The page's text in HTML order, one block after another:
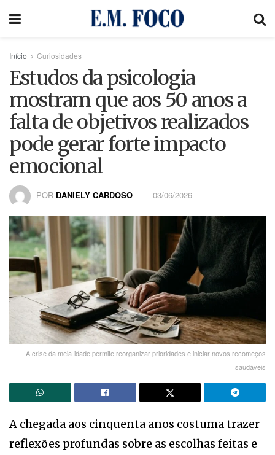
Início Curiosidades
Estudos da psicologia
mostram que aos 50 anos a
falta de objetivos realizados
pode gerar forte impacto
emocional
POR DANIELY CARDOSO 03/06/2026
A crise da meia-idade permite reorganizar prioridades e iniciar novos recomeços
saudáveis
A chegada aos cinquenta anos costuma trazer
reflexões profundas sobre as escolhas feitas e